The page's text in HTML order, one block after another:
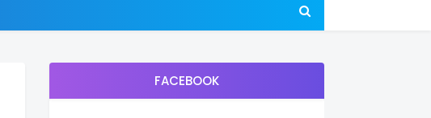
FACEBOOK